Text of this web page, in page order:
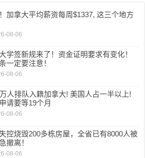
加拿大平均薪资每周$1337, 这三个地方
08-06
学签新规来了！资金证明要求有变化！
一定要注意！
08-06
人排队入籍加拿大! 美国人占一半以上!
请要等19个月
08-06
控烧毁200多栋房屋，全省已有8000人被
撤离！
08-06